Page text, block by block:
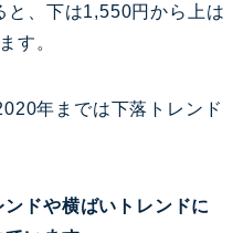
と、下は1,550円から上は
す。
年までは下落トレンド
ドや横ばいトレンドに